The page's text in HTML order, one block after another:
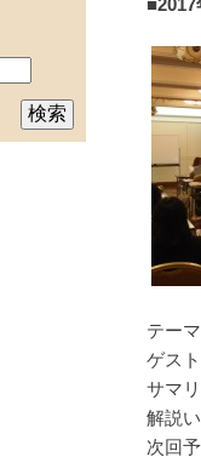
テー
ゲス
サマ
解説
次回